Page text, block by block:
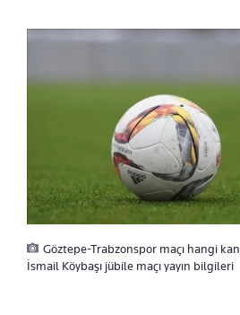
Göztepe-Trabzonspor maçı hangi
İsmail Köybaşı jübile maçı yayın bilgileri